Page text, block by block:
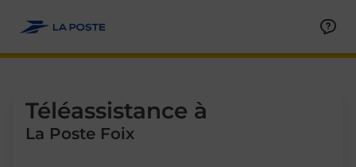
Téléassistance à
La Poste Foix